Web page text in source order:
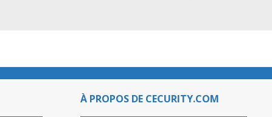
À PROPOS DE CECURITY.COM